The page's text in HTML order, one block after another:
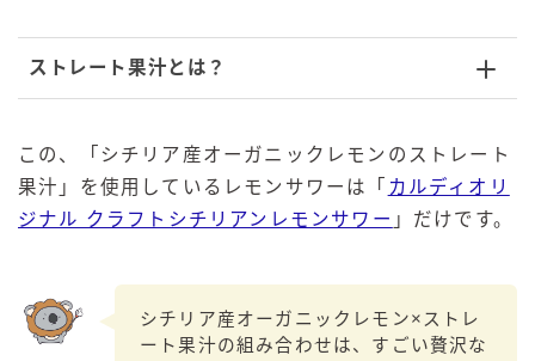
ストレート果汁とは？
この、「シチリア産オーガニックレモンのストレート
果汁」を使用しているレモンサワーは「 カルディオリ
ジナル クラフトシチリアンレモンサワー 」だけです。
シチリア産オーガニックレモン×ストレ
ート果汁の組み合わせは、すごい贅沢な